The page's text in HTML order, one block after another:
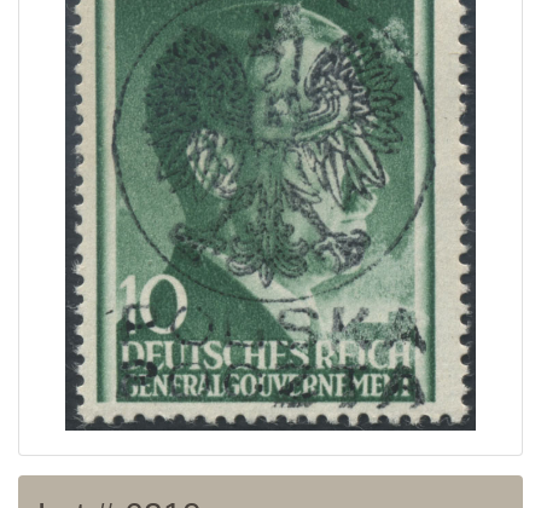
Aktualna oferta
Ostatnie wyniki
Archiwum
Regulamin
Kontakt